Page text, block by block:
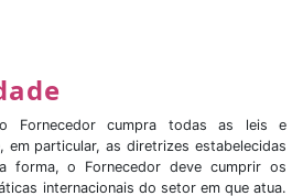
Fornecedor cumpra todas as leis e
em particular, as diretrizes estabelecidas
forma, o Fornecedor deve cumprir os
internacionais do setor em que atua.